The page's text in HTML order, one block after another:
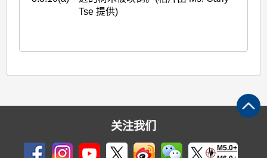
Tse 提供)
关注我们
M5.0+